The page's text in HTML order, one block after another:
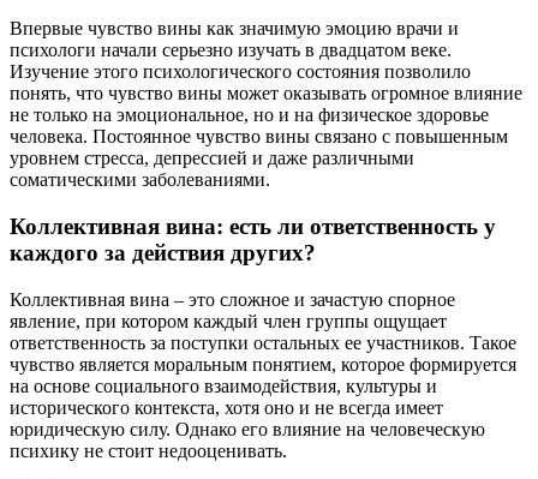
Впервые чувство вины как значимую эмоцию врачи и
психологи начали серьезно изучать в двадцатом веке.
Изучение этого психологического состояния позволило
понять, что чувство вины может оказывать огромное влияние
не только на эмоциональное, но и на физическое здоровье
человека. Постоянное чувство вины связано с повышенным
уровнем стресса, депрессией и даже различными
соматическими заболеваниями.
Коллективная вина: есть ли ответственность у
каждого за действия других?
Коллективная вина – это сложное и зачастую спорное
явление, при котором каждый член группы ощущает
ответственность за поступки остальных ее участников. Такое
чувство является моральным понятием, которое формируется
на основе социального взаимодействия, культуры и
исторического контекста, хотя оно и не всегда имеет
юридическую силу. Однако его влияние на человеческую
психику не стоит недооценивать.